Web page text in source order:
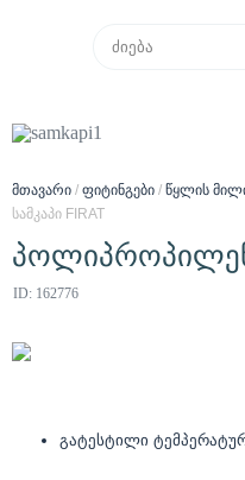
მთავარი / ფიტინგები / წყლის
სამკაპი FIRAT
ID: 162776
გატესტილი